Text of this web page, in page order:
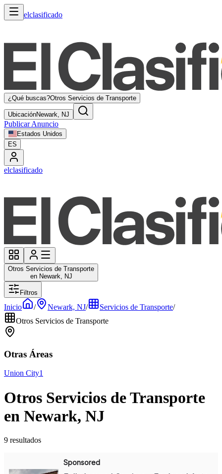
elclasificado
¿Qué buscas?Otros Servicios de Transporte
UbicaciónNewark, NJ
Publicar Anuncio
Estados Unidos
ES
elclasificado
Otros Servicios de Transporte
en Newark, NJ
Filtros
Inicio / Newark, NJ/ Servicios de Transporte/
Otros Servicios de Transporte
Otras Áreas
Union City1
Otros Servicios de Transporte
en Newark, NJ
9 resultados